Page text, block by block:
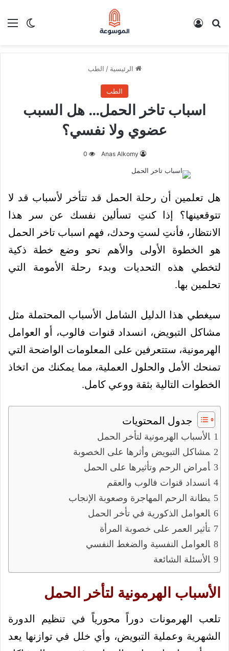
الوضع بحث عن
الرئيسية / الطب
الطب
اسباب تاخر الحمل… هل السبب
عضوي ولا نفسي؟
Anas Alkomy
0
هل تعلمين أن رحلة الحمل قد تتأخر لأسباب قد لا
تتوقعينها؟ إذا كنتِ تسألين نفسك عن سر هذا
الانتظار، فأنتِ لستِ وحدك، فهم اسباب تاخر الحمل
هو الخطوة الأولى والأهم نحو وضع خطة ذكية
لتخطي هذه التحديات وبدء رحلة الأمومة التي
تحلمين بها.
سيغطي هذا الدليل الشامل الأسباب المحتملة مثل
مشاكل التبويض، انسداد قنوات فالوب، أو العوامل
الهرمونية، ستتعرفين على المعلومات الواضحة التي
تمنحك الأمل والحلول العملية، مما يمكنك من اتخاذ
الخطوات التالية بثقة ووعي كامل.
جدول المحتويات
الأسباب الهرمونية لتأخر الحمل
مشاكل التبويض وأثرها على الخصوبة
أمراض الرحم وتأثيرها على الحمل
انسداد قنوات فالوب والعقم
بطانة الرحم المهاجرة وصعوبة الإنجاب
العوامل الذكورية في تأخر الحمل
تأثير العمر على خصوبة المرأة
العوامل النفسية والضغط النفسي
الأسئلة الشائعة
الأسباب الهرمونية لتأخر الحمل
تلعب الهرمونات دوراً محورياً في تنظيم الدورة
الشهرية وعملية التبويض، وأي خلل في توازنها يعد